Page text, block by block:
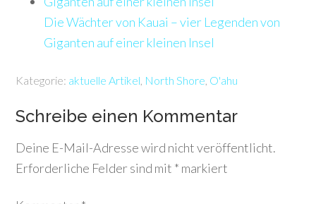
Die Wächter von Kauai – vier Legenden von
Giganten auf einer kleinen Insel
Kategorie: aktuelle Artikel North Shore O'ahu
Schreibe einen Kommentar
Deine E-Mail-Adresse wird nicht veröffentlicht.
Erforderliche Felder sind mit * markiert